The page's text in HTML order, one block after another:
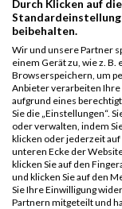
Durch Klicken auf
beibehalten.
Wir und unsere Partner
einem Gerät zu, wie z. B.
Browserspeichern, um
Anbieter verarbeiten
aufgrund eines
Sie die „Einstellungen“.
oder verwalten, indem
klicken oder jederzeit
unteren Ecke der
klicken Sie auf den
und klicken Sie auf den
Sie Ihre Einwilligung
Partnern mitgeteilt und